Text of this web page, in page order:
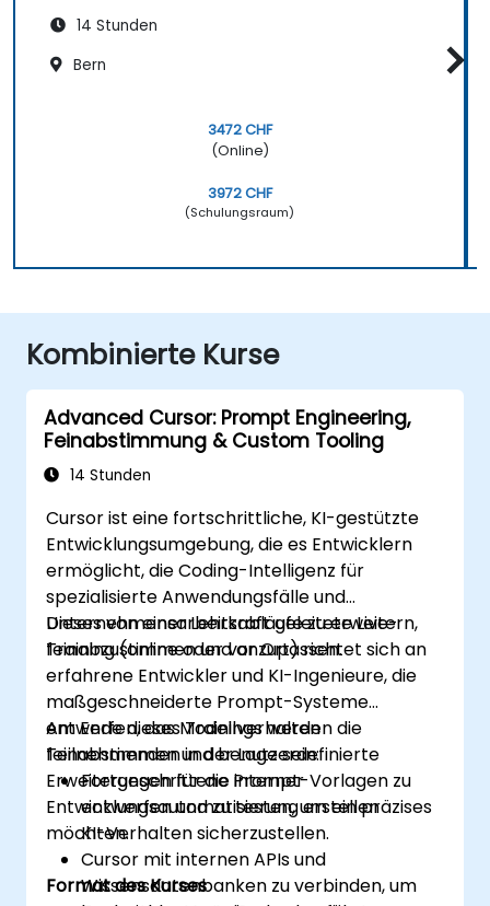
14 Stunden
Bern
3472 CHF
(Online)
3972 CHF
(Schulungsraum)
Kombinierte Kurse
Advanced Cursor: Prompt Engineering,
Feinabstimmung & Custom Tooling
14 Stunden
Cursor ist eine fortschrittliche, KI-gestützte
Entwicklungsumgebung, die es Entwicklern
ermöglicht, die Coding-Intelligenz für
spezialisierte Anwendungsfälle und
Unternehmensarbeitsabläufe zu erweitern,
feinabzustimmen und anzupassen.
Dieses von einer Lehrkraft geleitete Live-
Training (online oder vor Ort) richtet sich an
erfahrene Entwickler und KI-Ingenieure, die
maßgeschneiderte Prompt-Systeme
entwerfen, das Modellverhalten
feinabstimmen und benutzerdefinierte
Erweiterungen für die interner
Entwicklungsautomatisierung erstellen
möchten.
Am Ende dieses Trainings werden die
Teilnehmenden in der Lage sein:
Fortgeschrittene Prompt-Vorlagen zu
entwerfen und zu testen, um ein präzises
KI-Verhalten sicherzustellen.
Cursor mit internen APIs und
Wissensdatenbanken zu verbinden, um
Format des Kurses